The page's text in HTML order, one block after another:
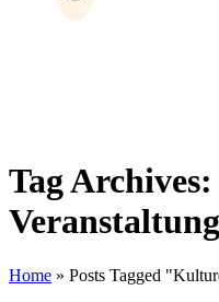
Tag
Home » Posts Tagged